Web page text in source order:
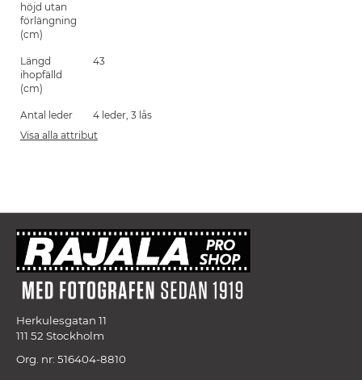
höjd utan
förlängning
(cm)
Längd
ihopfälld
(cm)
43
Antal leder
4 leder, 3 lås
Visa alla attribut
Herkulesgatan 11
111 52 Stockholm
Org. nr: 516404-8810